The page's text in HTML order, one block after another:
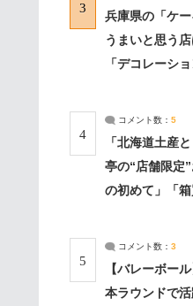
3
兵庫県の「ケ
うまいと思う
「デコレーシ
4
コメント数： 5
「北海道土産
亭の“店舗限定
の初めて」「箱
5
コメント数： 3
【バレーボー
本ラウンドで